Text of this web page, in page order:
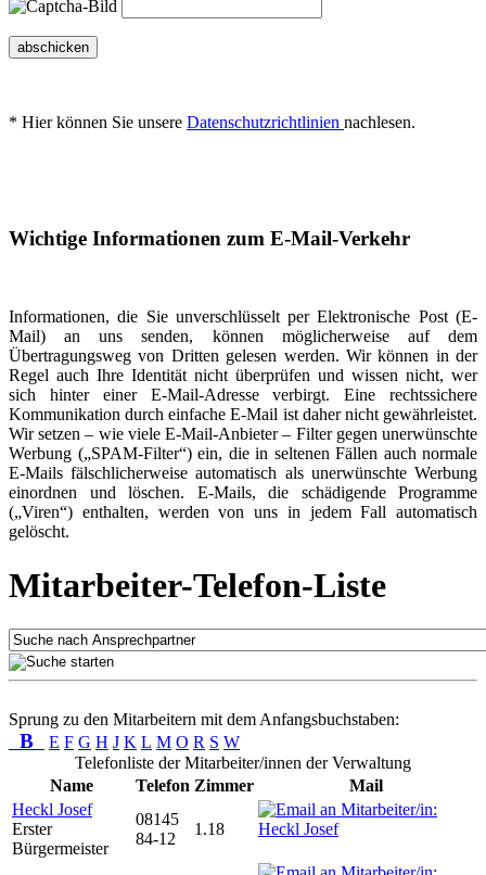
abschicken
* Hier können Sie unsere Datenschutzrichtlinien nachlesen.
Wichtige Informationen zum E-Mail-Verkehr
Informationen, die Sie unverschlüsselt per Elektronische Post (E-
Mail) an uns senden, können möglicherweise auf dem
Übertragungsweg von Dritten gelesen werden. Wir können in der
Regel auch Ihre Identität nicht überprüfen und wissen nicht, wer
sich hinter einer E-Mail-Adresse verbirgt. Eine rechtssichere
Kommunikation durch einfache E-Mail ist daher nicht gewährleistet.
Wir setzen – wie viele E-Mail-Anbieter – Filter gegen unerwünschte
Werbung („SPAM-Filter“) ein, die in seltenen Fällen auch normale
E-Mails fälschlicherweise automatisch als unerwünschte Werbung
einordnen und löschen. E-Mails, die schädigende Programme
(„Viren“) enthalten, werden von uns in jedem Fall automatisch
gelöscht.
Mitarbeiter-Telefon-Liste
Sprung zu den Mitarbeitern mit dem Anfangsbuchstaben:
B E F G H J K L M O R S W
Telefonliste der Mitarbeiter/innen der Verwaltung
Name
Telefon Zimmer
Mail
Heckl Josef
Erster
Bürgermeister
08145
84-12
1.18